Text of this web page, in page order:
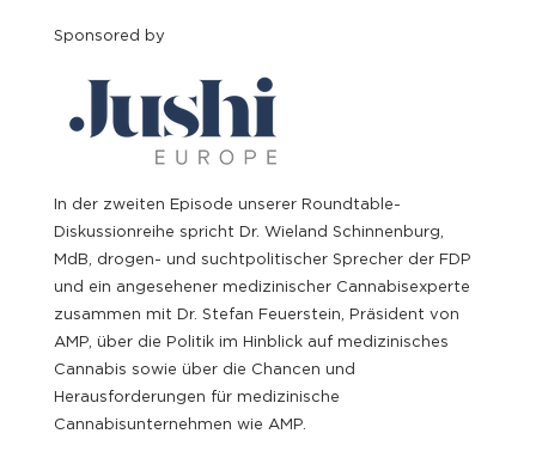
Sponsored by
In der zweiten Episode unserer Roundtable-
Diskussionreihe spricht Dr. Wieland Schinnenburg,
MdB, drogen- und suchtpolitischer Sprecher der FDP
und ein angesehener medizinischer Cannabisexperte
zusammen mit Dr. Stefan Feuerstein, Präsident von
AMP, über die Politik im Hinblick auf medizinisches
Cannabis sowie über die Chancen und
Herausforderungen für medizinische
Cannabisunternehmen wie AMP.